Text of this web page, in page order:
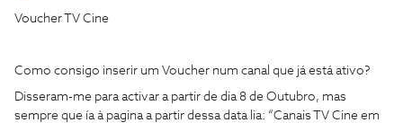
Voucher TV Cine
Como consigo inserir um Voucher num canal que já está ativo?
Disseram-me para activar a partir de dia 8 de Outubro, mas
sempre que ía à pagina a partir dessa data lia: “Canais TV Cine em